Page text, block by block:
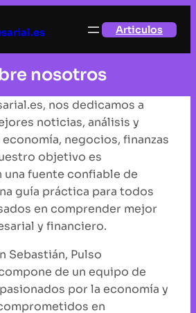
Articulos
nosotros
nos dedicamos a
noticias, análisis y
negocios, finanzas
objetivo es
fuente confiable de
guía práctica para todos
en comprender mejor
y financiero.
Sebastián, Pulso
de un equipo de
por la economía y
en